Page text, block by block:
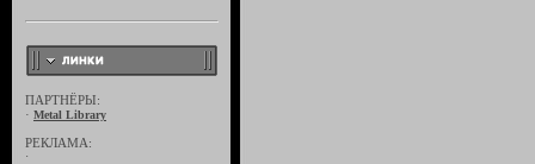
ПАРТНЁРЫ:
· Metal Library
РЕКЛАМА:
·